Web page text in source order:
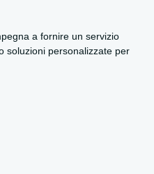
a fornire un servizio
soluzioni personalizzate per